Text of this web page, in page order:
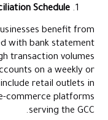
Schedule
benefit from
with bank statement
transaction volumes
on a weekly or
retail outlets in
commerce platforms
serving the GCC.